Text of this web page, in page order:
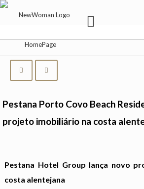
Pestana Porto Covo Beach
projeto imobiliário na costa
Pestana Hotel Group lança novo
costa alentejana